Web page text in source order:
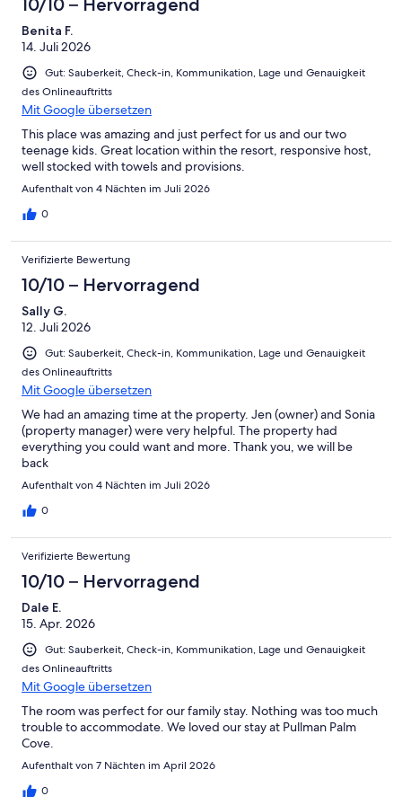
REINIGEN & WARTEN
Bei einem Aufenthalt von mehr als sieben Nächten erfolgt ein
Wechsel der Bettwäsche / Handtücher in der Mitte. Außerdem wird
das Tauchbecken während Ihres Aufenthaltes mindestens einmal
ZUGANG ZU DEN RESORT-ANLAGEN
Die Gäste haben vollen Zugang zu allen Resorteinrichtungen,
einschließlich der drei Pools und dem gut ausgestatteten
Fitnessraum.
Die Accor-Hotelgruppe arbeiten die "Sea Temple" Hotel im Resort
und sind verantwortlich für die Verwaltung der öffentlichen
Fitnessraum. Accor betreiben auch die Restaurants, Bars und
Wellnessbereich innerhalb des Resorts. Accor begrüßen alle
Restaurants zu nutzen, Bars und ein Spa im Resort. Jedoch sind
unsere Gäste nicht durch Accor berechtigt, ihre Hotelgäste zur
Verfügung gestellt zu verwenden, um die Rezeption, Concierge,
Housekeeping und anderen damit verbundenen Dienstleistungen.
Accor verwalten derzeit die einzige weitere vier Schlafzimmer Pool-
Wohnung im Resort. Wir raten allen Gästen, die die zusätzlichen
Hotelleistungen benötigen weitere Informationen direkt von Accor
Hotels zu erhalten.
Wir freuen uns unvoreingenommene Beratung in Bezug auf die
Es gibt ein strenges "Nichtraucher-Politik" in beiden Wohnungen
und Umgebung und in der gesamten Sea Temple Resort.
ZUSCHLÄGE WERDEN für jedermann ENTSTEHEN, die mit diesen
Vorschriften und QLD LAW nicht einhält.
PREISE - Mindestaufenthalt gilt 4 Nächte.
Aufenthalte von 4-6 Nächten sind günstiger als Aufenthalte von 7
Nächten +
Unsere Preise für 2018/2019 sind unten aufgeführt als
für die
4 SCHLAFZIMMER (beinhaltet 3 Schlafzimmer und Studio
10/10 – Hervorragend
Benita F.
14. Juli 2026
Gut: Sauberkeit, Check-in, Kommunikation, Lage und Genauigkeit
des Onlineauftritts
Mit Google übersetzen
This place was amazing and just perfect for us and our two
teenage kids. Great location within the resort, responsive host,
well stocked with towels and provisions.
Aufenthalt von 4 Nächten im Juli 2026
0
Verifizierte Bewertung
10/10 – Hervorragend
Sally G.
12. Juli 2026
Gut: Sauberkeit, Check-in, Kommunikation, Lage und Genauigkeit
des Onlineauftritts
Mit Google übersetzen
We had an amazing time at the property. Jen (owner) and Sonia
(property manager) were very helpful. The property had
everything you could want and more. Thank you, we will be
back
Aufenthalt von 4 Nächten im Juli 2026
0
Verifizierte Bewertung
10/10 – Hervorragend
Dale E.
15. Apr. 2026
Gut: Sauberkeit, Check-in, Kommunikation, Lage und Genauigkeit
des Onlineauftritts
Mit Google übersetzen
The room was perfect for our family stay. Nothing was too much
trouble to accommodate. We loved our stay at Pullman Palm
Cove.
Aufenthalt von 7 Nächten im April 2026
0